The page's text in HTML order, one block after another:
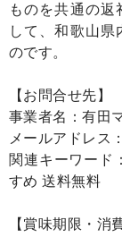
ものを共通の返
して、和歌山県
のです。
【お問合せ先】
事業者名：有田
メールアドレス
関連キーワード
すめ 送料無料
【賞味期限・消